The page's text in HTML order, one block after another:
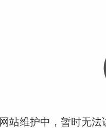
网站维护中，暂时无